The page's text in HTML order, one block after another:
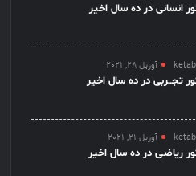
انسانی در ده سال اخیر
آوریل 28, 2021
تجــربی در ده سال اخیر
آوریل 21, 2021
ریاضـی در ده سال اخیر